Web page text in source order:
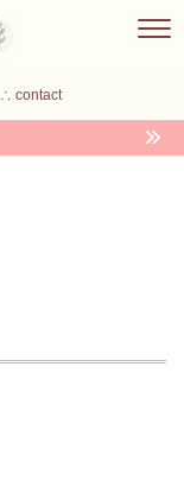
∴ contact